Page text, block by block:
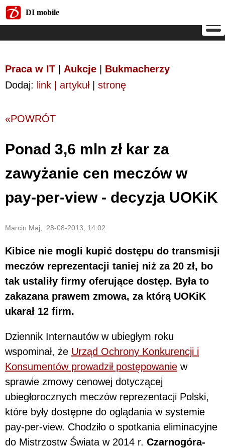
DI mobile
Praca w IT Aukcje
Bukmacherzy
Dodaj: link | artykuł| stronę
«POWRÓT
Ponad 3,6 mln zł kar za
zawyżanie cen meczów w
pay-per-view - decyzja UOKiK
Marcin Maj, 28-08-2013, 14:02
Kibice nie mogli kupić dostępu do transmisji
meczów reprezentacji taniej niż za 20 zł, bo
tak ustaliły firmy oferujące dostęp. Była to
zakazana prawem zmowa, za którą UOKiK
ukarał 12 firm.
Dziennik Internautów w ubiegłym roku
wspominał, że Urząd Ochrony Konkurencji i
Konsumentów prowadził postępowanie w
sprawie zmowy cenowej dotyczącej
ubiegłorocznych meczów reprezentacji Polski,
które były dostępne do oglądania w systemie
pay-per-view. Chodziło o spotkania eliminacyjne
do Mistrzostw Świata w 2014 r. Czarnogóra-
DI mobile